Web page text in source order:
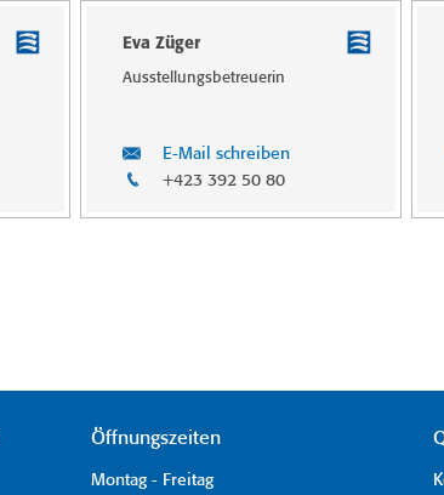
Eva Züger
Aus­stel­lungs­betreuerin
E-Mail schreiben
+423 392 50 80
Öffnungszeiten
Montag - Freitag